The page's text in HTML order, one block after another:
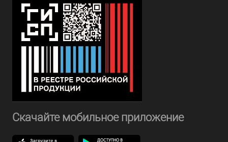
Скачайте мобильное приложение